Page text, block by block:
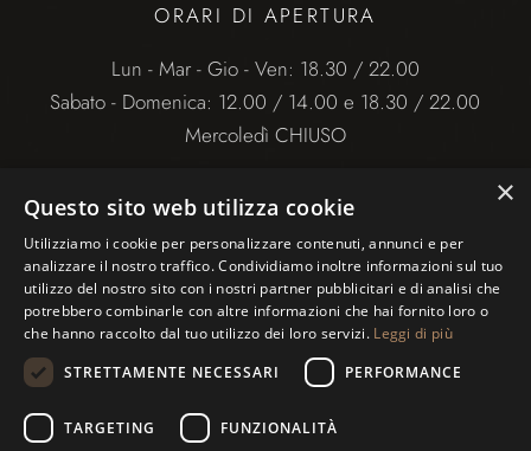
ORARI DI APERTURA
Lun - Mar - Gio - Ven: 18.30 / 22.00
Sabato - Domenica: 12.00 / 14.00 e 18.30 / 22.00
Mercoledì CHIUSO
Ristorante Alla Lega – P.IVA 02 77962 0224 |
Privacy Policy
×
Questo sito web utilizza cookie
Utilizziamo i cookie per personalizzare contenuti, annunci e per
analizzare il nostro traffico. Condividiamo inoltre informazioni sul tuo
utilizzo del nostro sito con i nostri partner pubblicitari e di analisi che
potrebbero combinarle con altre informazioni che hai fornito loro o
che hanno raccolto dal tuo utilizzo dei loro servizi. Leggi di più
STRETTAMENTE NECESSARI
PERFORMANCE
TARGETING FUNZIONALITÀ